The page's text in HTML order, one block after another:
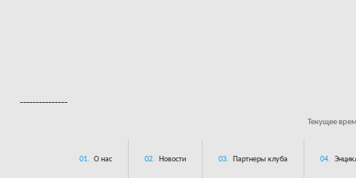
---------------
Текущее
01. О нас 02. Новости 03. Партнеры клуба 04.